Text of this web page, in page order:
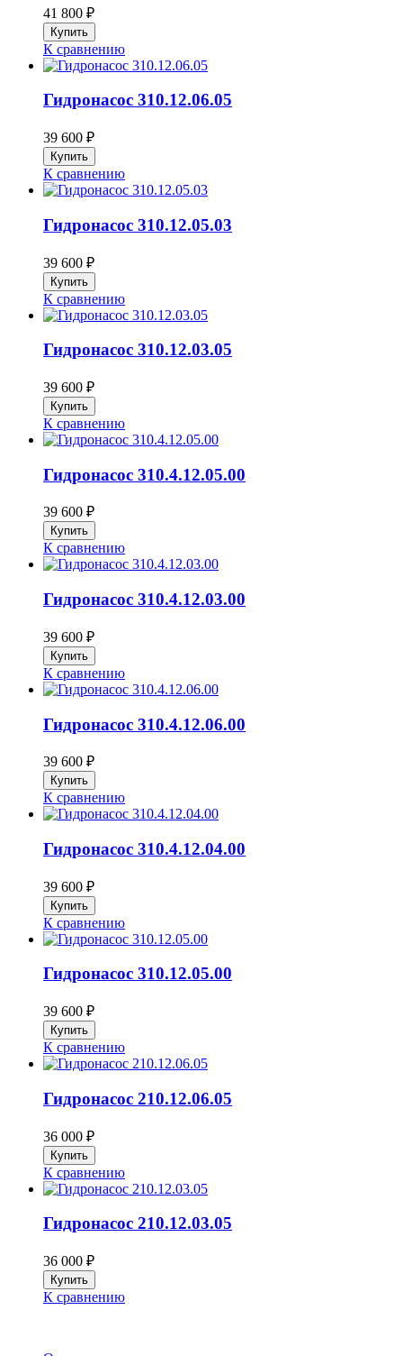
41 800 ₽
К сравнению
Гидронасос 310.12.06.05
39 600 ₽
К сравнению
Гидронасос 310.12.05.03
39 600 ₽
К сравнению
Гидронасос 310.12.03.05
39 600 ₽
К сравнению
Гидронасос 310.4.12.05.00
39 600 ₽
К сравнению
Гидронасос 310.4.12.03.00
39 600 ₽
К сравнению
Гидронасос 310.4.12.06.00
39 600 ₽
К сравнению
Гидронасос 310.4.12.04.00
39 600 ₽
К сравнению
Гидронасос 310.12.05.00
39 600 ₽
К сравнению
Гидронасос 210.12.06.05
36 000 ₽
К сравнению
Гидронасос 210.12.03.05
36 000 ₽
К сравнению